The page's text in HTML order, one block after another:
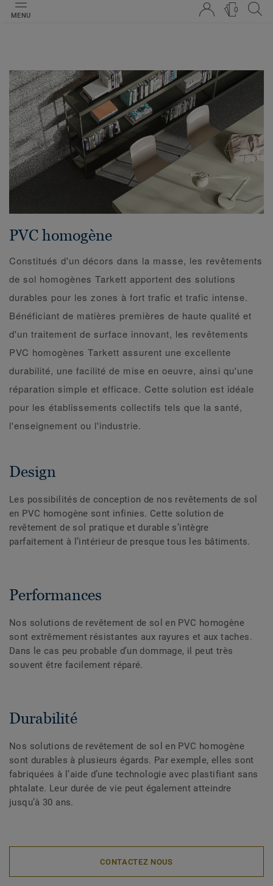
MENU
0
PVC homogène
Constitués d'un décors dans la masse, les revêtements
de sol homogènes Tarkett apportent des solutions
durables pour les zones à fort trafic et trafic intense.
Bénéficiant de matières premières de haute qualité et
d'un traitement de surface innovant, les revêtements
PVC homogènes Tarkett assurent une excellente
durabilité, une facilité de mise en oeuvre, ainsi qu'une
réparation simple et efficace. Cette solution est idéale
pour les établissements collectifs tels que la santé,
l'enseignement ou l'industrie.
Design
Les possibilités de conception de nos revêtements de sol
en PVC homogène sont infinies. Cette solution de
revêtement de sol pratique et durable s’intègre
parfaitement à l’intérieur de presque tous les bâtiments.
Performances
Nos solutions de revêtement de sol en PVC homogène
sont extrêmement résistantes aux rayures et aux taches.
Dans le cas peu probable d’un dommage, il peut très
souvent être facilement réparé.
Durabilité
Nos solutions de revêtement de sol en PVC homogène
sont durables à plusieurs égards. Par exemple, elles sont
fabriquées à l’aide d’une technologie avec plastifiant sans
phtalate. Leur durée de vie peut également atteindre
jusqu’à 30 ans.
CONTACTEZ NOUS